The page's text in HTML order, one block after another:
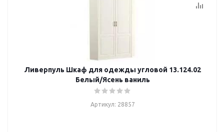
Ливерпуль Шкаф для одежды угловой 13.124.02
Белый/Ясень ваниль
Артикул: 28857